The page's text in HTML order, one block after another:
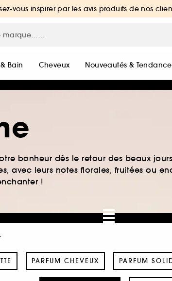
vous inspirer par les avis produits de nos
Bain Cheveux Nouveautés &
bonheur dès le retour des beaux
avec leurs notes florales, fruitées ou
!
PARFUM CHEVEUX PARFUM